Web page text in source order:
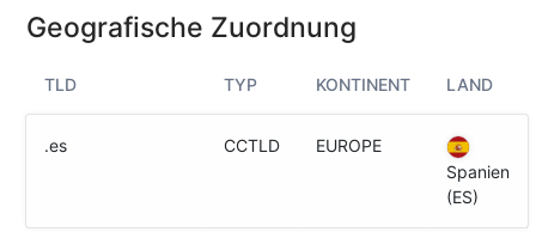
Lookup
Test
(IPv4
IPv6)
Redirect-
Geografische Zuordnung
TLD TYP KONTINENT LAND
.es CCTLD
EUROPE
Spanien
(ES)